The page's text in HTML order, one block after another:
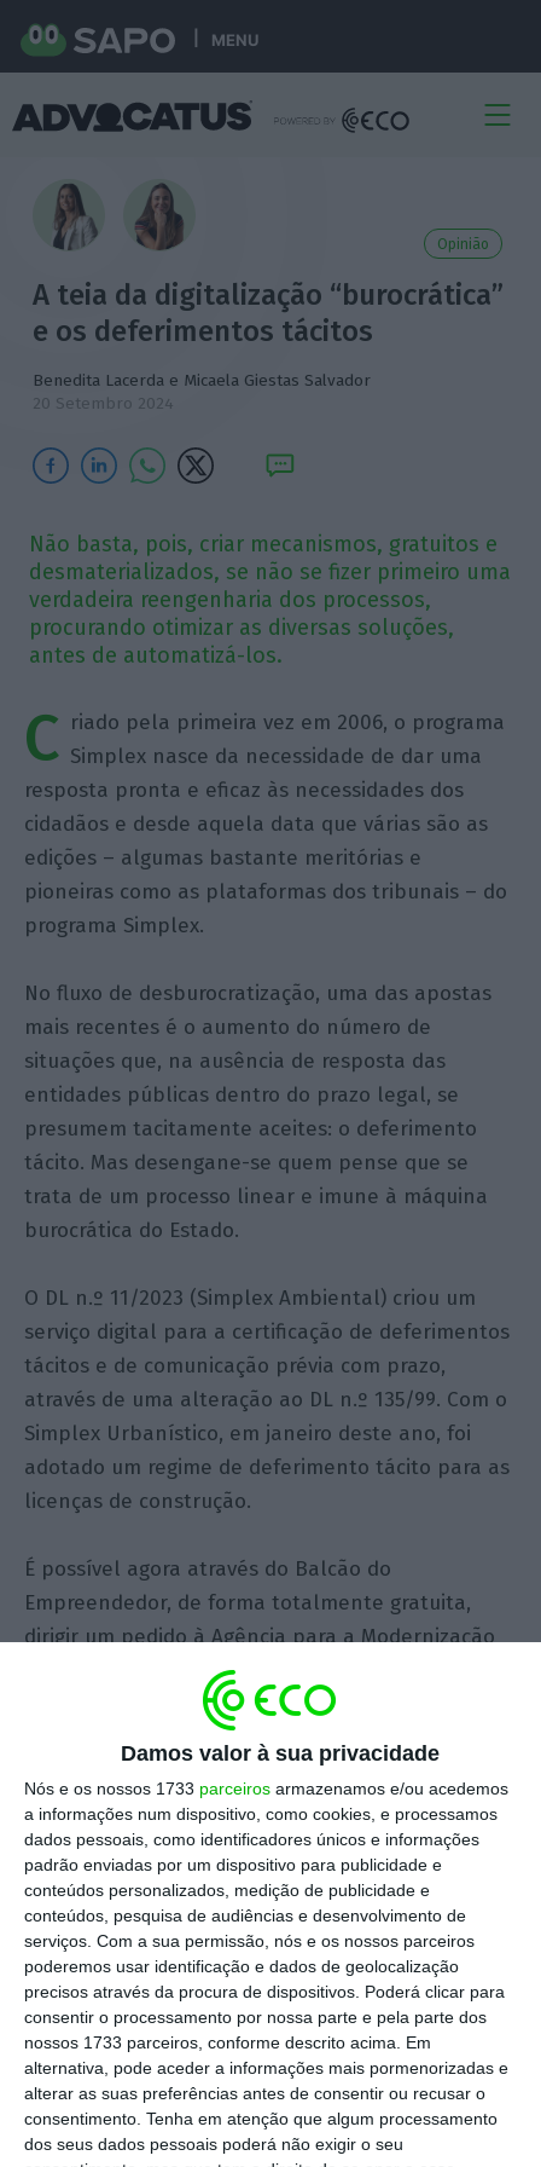
Damos valor à sua privacidade
Nós e os nossos 1733 parceiros armazenamos e/ou acedemos
a informações num dispositivo, como cookies, e processamos
dados pessoais, como identificadores únicos e informações
padrão enviadas por um dispositivo para publicidade e
conteúdos personalizados, medição de publicidade e
conteúdos, pesquisa de audiências e desenvolvimento de
serviços. Com a sua permissão, nós e os nossos parceiros
poderemos usar identificação e dados de geolocalização
precisos através da procura de dispositivos. Poderá clicar para
consentir o processamento por nossa parte e pela parte dos
nossos 1733 parceiros, conforme descrito acima. Em
alternativa, pode aceder a informações mais pormenorizadas e
alterar as suas preferências antes de consentir ou recusar o
consentimento. Tenha em atenção que algum processamento
dos seus dados pessoais poderá não exigir o seu
MENU
Opinião
A teia da digitalização “burocrática”
e os deferimentos tácitos
Benedita Lacerda e Micaela Giestas Salvador
20 Setembro 2024
Não basta, pois, criar mecanismos, gratuitos e
desmaterializados, se não se fizer primeiro uma
verdadeira reengenharia dos processos,
procurando otimizar as diversas soluções,
antes de automatizá-los.
C riado pela primeira vez em 2006, o programa
Simplex nasce da necessidade de dar uma
resposta pronta e eficaz às necessidades dos
cidadãos e desde aquela data que várias são as
edições – algumas bastante meritórias e
pioneiras como as plataformas dos tribunais – do
programa Simplex.
No fluxo de desburocratização, uma das apostas
mais recentes é o aumento do número de
situações que, na ausência de resposta das
entidades públicas dentro do prazo legal, se
presumem tacitamente aceites: o deferimento
tácito. Mas desengane-se quem pense que se
trata de um processo linear e imune à máquina
burocrática do Estado.
O DL n.º 11/2023 (Simplex Ambiental) criou um
serviço digital para a certificação de deferimentos
tácitos e de comunicação prévia com prazo,
através de uma alteração ao DL n.º 135/99. Com o
Simplex Urbanístico, em janeiro deste ano, foi
adotado um regime de deferimento tácito para as
licenças de construção.
É possível agora através do Balcão do
Empreendedor, de forma totalmente gratuita,
dirigir um pedido à Agência para a Modernização
Administrativa de certificação de deferimento
tácito. Este documento atesta (e vincula a
administração pública) que foram obtidos todos
os atos necessários, não podendo,
designadamente, serem aplicadas coimas por
ausência da licença ou autorização legalmente
exigida. Pretendeu-se, assim, conferir maior
confiança e segurança jurídica aos licenciamentos
deferidos tacitamente pela Administração.
Uma vez apresentado o requerimento na
plataforma, automaticamente, é enviado um e-
mail à entidade responsável com cópia do pedido.
Caso não seja demonstrado, no prazo de três dias
úteis, que foi emitido um ato expresso antes da